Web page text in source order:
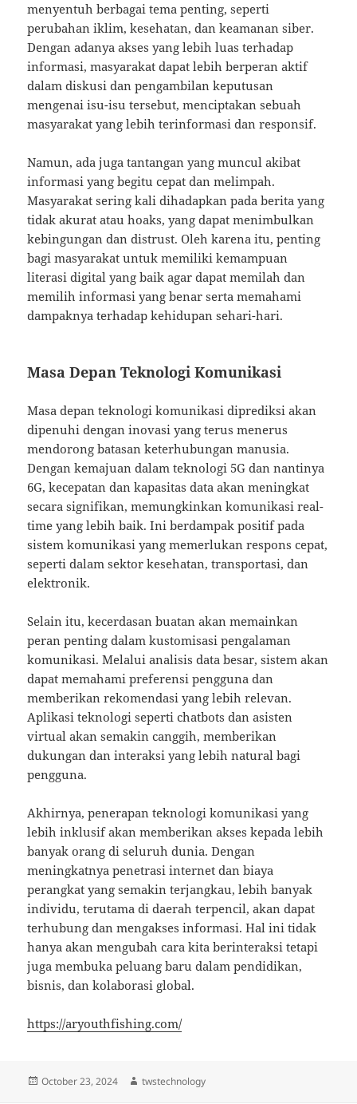
menyentuh berbagai tema penting, seperti
perubahan iklim, kesehatan, dan keamanan siber.
Dengan adanya akses yang lebih luas terhadap
informasi, masyarakat dapat lebih berperan aktif
dalam diskusi dan pengambilan keputusan
mengenai isu-isu tersebut, menciptakan sebuah
masyarakat yang lebih terinformasi dan responsif.
Namun, ada juga tantangan yang muncul akibat
informasi yang begitu cepat dan melimpah.
Masyarakat sering kali dihadapkan pada berita yang
tidak akurat atau hoaks, yang dapat menimbulkan
kebingungan dan distrust. Oleh karena itu, penting
bagi masyarakat untuk memiliki kemampuan
literasi digital yang baik agar dapat memilah dan
memilih informasi yang benar serta memahami
dampaknya terhadap kehidupan sehari-hari.
Masa Depan Teknologi Komunikasi
Masa depan teknologi komunikasi diprediksi akan
dipenuhi dengan inovasi yang terus menerus
mendorong batasan keterhubungan manusia.
Dengan kemajuan dalam teknologi 5G dan nantinya
6G, kecepatan dan kapasitas data akan meningkat
secara signifikan, memungkinkan komunikasi real-
time yang lebih baik. Ini berdampak positif pada
sistem komunikasi yang memerlukan respons cepat,
seperti dalam sektor kesehatan, transportasi, dan
elektronik.
Selain itu, kecerdasan buatan akan memainkan
peran penting dalam kustomisasi pengalaman
komunikasi. Melalui analisis data besar, sistem akan
dapat memahami preferensi pengguna dan
memberikan rekomendasi yang lebih relevan.
Aplikasi teknologi seperti chatbots dan asisten
virtual akan semakin canggih, memberikan
dukungan dan interaksi yang lebih natural bagi
pengguna.
Akhirnya, penerapan teknologi komunikasi yang
lebih inklusif akan memberikan akses kepada lebih
banyak orang di seluruh dunia. Dengan
meningkatnya penetrasi internet dan biaya
perangkat yang semakin terjangkau, lebih banyak
individu, terutama di daerah terpencil, akan dapat
terhubung dan mengakses informasi. Hal ini tidak
hanya akan mengubah cara kita berinteraksi tetapi
juga membuka peluang baru dalam pendidikan,
bisnis, dan kolaborasi global.
https://aryouthfishing.com/
Posted
October 23, 2024 Author
twstechnology